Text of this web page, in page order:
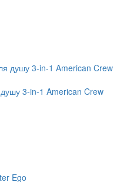
3-in-1 American Crew